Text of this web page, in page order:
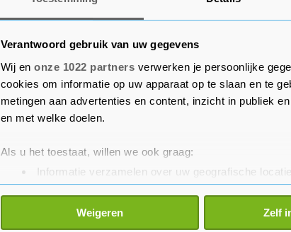
Verantwoord gebruik van uw gegevens
Wij en onze 1022 partners verwerken je persoonlijke
cookies om informatie op uw apparaat op te slaan en te
metingen aan advertenties en content, inzicht in publiek
en met welke doelen.
Als u het toestaat, willen we ook graag:
Informatie verzamelen over uw geografische
Uw apparaat identificeren door het actief te
Lees meer over hoe uw persoonlijke gegevens worden
toestemming op elk moment wijzigen of intrekken in de
Weigeren Zelf
in de tien wedstrijden onder zijn leiding.